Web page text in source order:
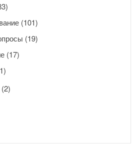
(101)
(19)
(17)